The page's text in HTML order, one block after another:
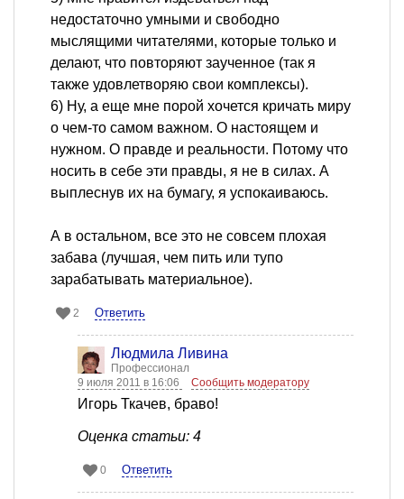
недостаточно умными и свободно
мыслящими читателями, которые только и
делают, что повторяют заученное (так я
также удовлетворяю свои комплексы).
6) Ну, а еще мне порой хочется кричать миру
о чем-то самом важном. О настоящем и
нужном. О правде и реальности. Потому что
носить в себе эти правды, я не в силах. А
выплеснув их на бумагу, я успокаиваюсь.
А в остальном, все это не совсем плохая
забава (лучшая, чем пить или тупо
зарабатывать материальное).
2 Ответить
Людмила Ливина
Профессионал
9 июля 2011 в 16:06
Сообщить модератору
Игорь Ткачев, браво!
Оценка статьи: 4
0 Ответить